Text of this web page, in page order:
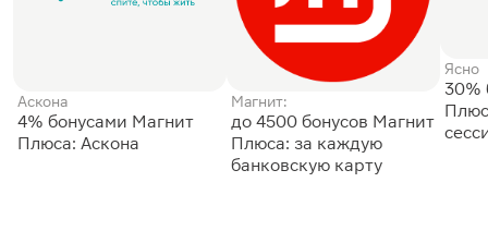
Аскона
4% бонусами Магнит
Плюса: Аскона
Магнит:
до 4500 бонусов Магнит
Плюса: за каждую
банковскую карту
Ясно
30%